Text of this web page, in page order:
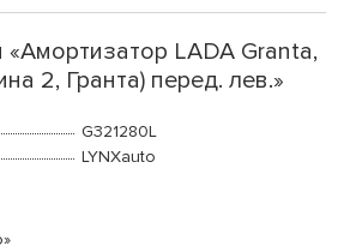
«Амортизатор LADA Granta,
2, Гранта) перед. лев.»
G321280L
LYNXauto